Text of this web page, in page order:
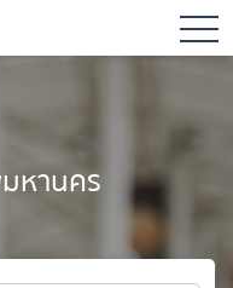
หานคร